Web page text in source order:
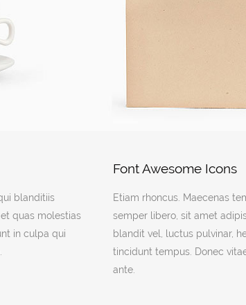
blanditiis
quas molestias
in culpa qui
Font Awesome Icons
Etiam rhoncus. Maecenas
semper libero, sit amet
blandit vel, luctus pulvinar,
tincidunt tempus. Donec
ante.